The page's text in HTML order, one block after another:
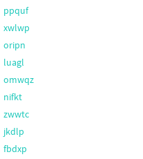
ppquf
xwlwp
oripn
luagl
omwqz
nifkt
zwwtc
jkdlp
fbdxp